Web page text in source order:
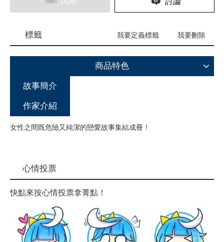
標籤 我要定義標籤 我要刪除
商品特色
故事簡介
作家介紹
女性之間既危險又純潔的戀愛故事集結成冊！
心情投票
快點來按心情投票拿菁點！